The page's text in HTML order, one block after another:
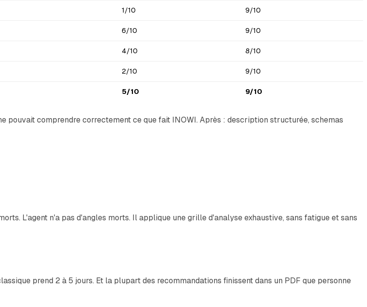
1/10 9/10
6/10 9/10
4/10 8/10
2/10 9/10
5/10 9/10
pouvait comprendre correctement ce que fait INOWI. Après : description structurée, schemas
L'agent n'a pas d'angles morts. Il applique une grille d'analyse exhaustive, sans fatigue et sans
prend 2 à 5 jours. Et la plupart des recommandations finissent dans un PDF que personne